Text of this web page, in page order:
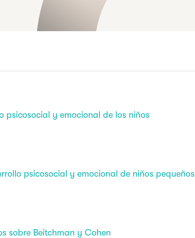
psicosocial y emocional de los niños
psicosocial y emocional de niños pequeños
sobre Beitchman y Cohen